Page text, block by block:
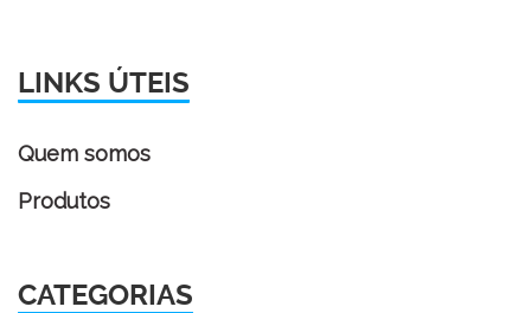
LINKS ÚTEIS
Quem somos
Produtos
CATEGORIAS